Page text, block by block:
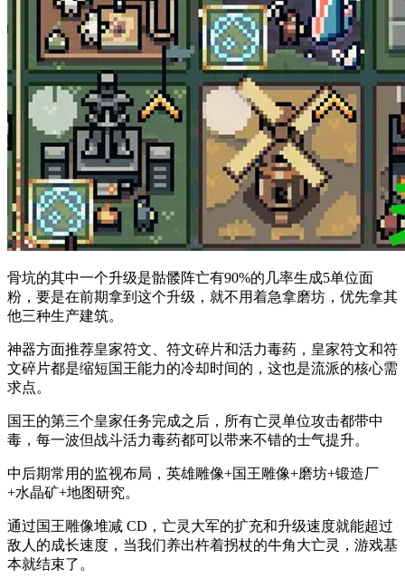
骨坑的其中一个升级是骷髅阵亡有90%的几率生成5单位面
粉，要是在前期拿到这个升级，就不用着急拿磨坊，优先拿其
他三种生产建筑。
神器方面推荐皇家符文、符文碎片和活力毒药，皇家符文和符
文碎片都是缩短国王能力的冷却时间的，这也是流派的核心需
求点。
国王的第三个皇家任务完成之后，所有亡灵单位攻击都带中
毒，每一波但战斗活力毒药都可以带来不错的士气提升。
中后期常用的监视布局，英雄雕像+国王雕像+磨坊+锻造厂
+水晶矿+地图研究。
通过国王雕像堆减 CD，亡灵大军的扩充和升级速度就能超过
敌人的成长速度，当我们养出杵着拐杖的牛角大亡灵，游戏基
本就结束了。